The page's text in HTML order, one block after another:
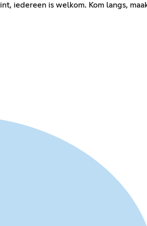
iedereen is welkom. Kom langs,